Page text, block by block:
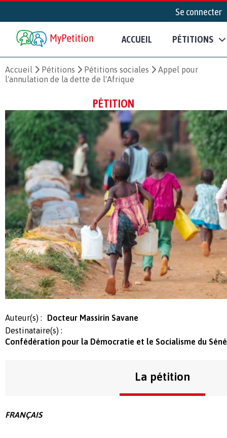
Se connecter
ACCUEIL PÉTITIONS
Accueil Pétitions Pétitions sociales
Appel pour
l'annulation de la dette de l'Afrique
PÉTITION
Auteur(s) :
Docteur Massirin Savane
Destinataire(s) :
Confédération pour la Démocratie et le Socialisme du
La pétition
FRANÇAIS